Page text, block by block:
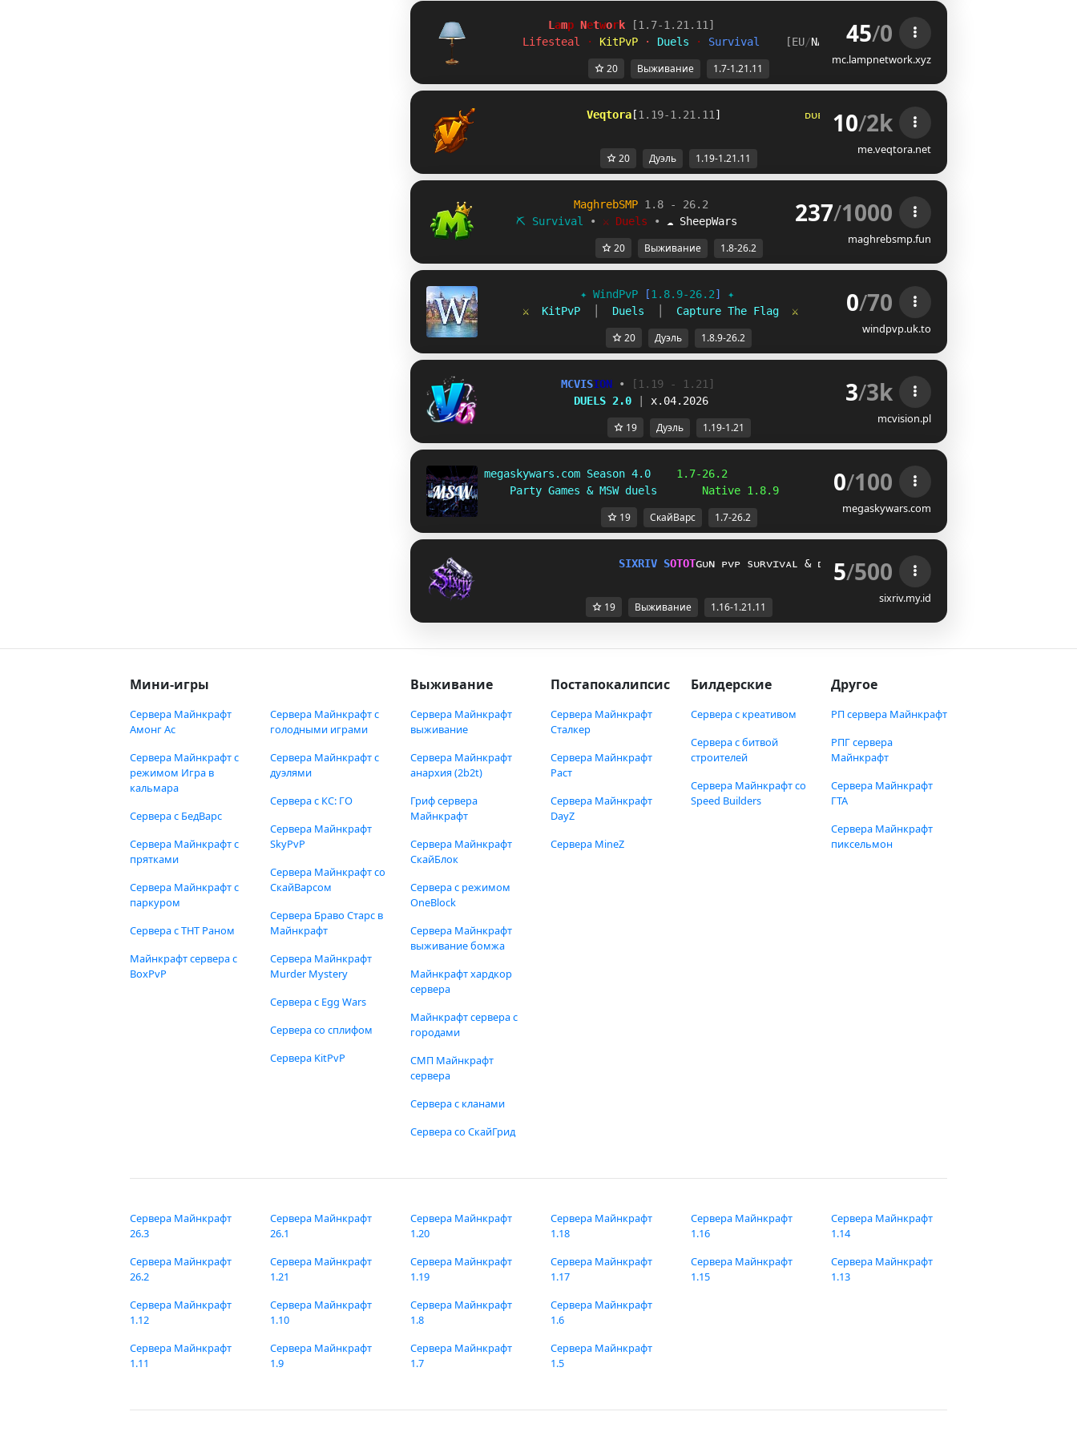
L amp Network
[1.7-1.21.11]
Lifesteal
· KitPvP · Duels · Survival [EU/NA 45/0
mc.lampnetwork.xyz
20 Выживание 1.7-1.21.11
Veqtora [1.19-1.21.11 ] ᴅᴜᴇ ? ʀ ᴛᴘ ꜰ ꜱ
10/2k
me.veqtora.net
20 Дуэль 1.19-1.21.11
MaghrebSMP 1.8 - 26.2
⛏ Survival
∙ ⚔ Duels ∙ ☁ SheepWars 237/1000
maghrebsmp.fun
20 Выживание 1.8-26.2
✦ WindPvP [1.8.9-26.2] ✦
⚔ KitPvP Duels Capture The Flag ⚔ 0/70
windpvp.uk.to
20 Дуэль 1.8.9-26.2
MCVISION •
[1.19 - 1.21]
DUELS 2.0
x.04.2026 3/3k
mcvision.pl
19 Дуэль 1.19-1.21
megaskywars.com Season 4.0
1.7-26.2
Party Games & MSW duels Native 1.8.9 0/100
megaskywars.com
19 СкайВарс 1.7-26.2
SIXRIV SOTOTɢᴜɴ ᴘᴠᴘ sᴜʀᴠɪᴠᴀʟ & ᴅᴜᴇʟ[1.21.11 - 1.16]
5/500
sixriv.my.id
19 Выживание 1.16-1.21.11
Мини-игры
Сервера Майнкрафт
Амонг Ас
Сервера Майнкрафт с
режимом Игра в
кальмара
Сервера с БедВарс
Сервера Майнкрафт с
прятками
Сервера Майнкрафт с
паркуром
Сервера с ТНТ Раном
Майнкрафт сервера с
BoxPvP
Сервера Майнкрафт с
голодными играми
Сервера Майнкрафт с
дуэлями
Сервера с КС: ГО
Сервера Майнкрафт
SkyPvP
Сервера Майнкрафт со
СкайВарсом
Сервера Браво Старс в
Майнкрафт
Сервера Майнкрафт
Murder Mystery
Сервера с Egg Wars
Сервера со сплифом
Сервера KitPvP
Выживание
Сервера Майнкрафт
выживание
Сервера Майнкрафт
анархия (2b2t)
Гриф сервера
Майнкрафт
Сервера Майнкрафт
СкайБлок
Сервера с режимом
OneBlock
Сервера Майнкрафт
выживание бомжа
Майнкрафт хардкор
сервера
Майнкрафт сервера с
городами
СМП Майнкрафт
сервера
Сервера с кланами
Сервера со СкайГрид
Постапокалипсис
Сервера Майнкрафт
Сталкер
Сервера Майнкрафт
Раст
Сервера Майнкрафт
DayZ
Сервера MineZ
Билдерские
Сервера с креативом
Сервера с битвой
строителей
Сервера Майнкрафт со
Speed Builders
Другое
РП сервера Майнкрафт
РПГ сервера
Майнкрафт
Сервера Майнкрафт
ГТА
Сервера Майнкрафт
пиксельмон
Сервера Майнкрафт
26.3
Сервера Майнкрафт
26.2
Сервера Майнкрафт
26.1
Сервера Майнкрафт
1.21
Сервера Майнкрафт
1.20
Сервера Майнкрафт
1.19
Сервера Майнкрафт
1.18
Сервера Майнкрафт
1.17
Сервера Майнкрафт
1.16
Сервера Майнкрафт
1.15
Сервера Майнкрафт
1.14
Сервера Майнкрафт
1.13
Сервера Майнкрафт
1.12
Сервера Майнкрафт
1.11
Сервера Майнкрафт
1.10
Сервера Майнкрафт
1.9
Сервера Майнкрафт
1.8
Сервера Майнкрафт
1.7
Сервера Майнкрафт
1.6
Сервера Майнкрафт
1.5